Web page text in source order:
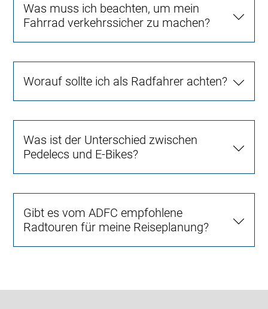
Was muss ich beachten, um mein
Fahrrad verkehrssicher zu machen?
Worauf sollte ich als Radfahrer achten?
Was ist der Unterschied zwischen
Pedelecs und E-Bikes?
Gibt es vom ADFC empfohlene
Radtouren für meine Reiseplanung?